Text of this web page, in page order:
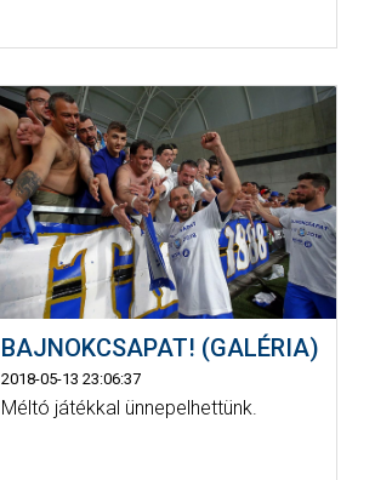
BAJNOKCSAPAT! (GALÉRIA)
2018-05-13 23:06:37
Méltó játékkal ünnepelhettünk.